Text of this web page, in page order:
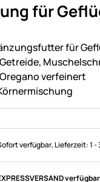
für
für
verfeinert
verfügbar, Lieferzeit:1 -